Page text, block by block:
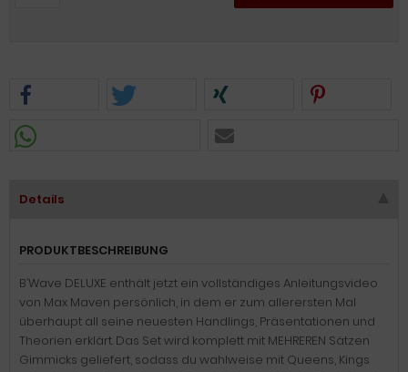
Details
PRODUKTBESCHREIBUNG
B’Wave DELUXE enthält jetzt ein vollständiges Anleitungsvideo
von Max Maven persönlich, in dem er zum allerersten Mal
überhaupt all seine neuesten Handlings, Präsentationen und
Theorien erklärt. Das Set wird komplett mit MEHREREN Sätzen
Gimmicks geliefert, sodass du wahlweise mit Queens, Kings